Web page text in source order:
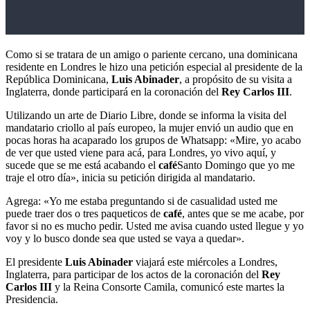
Como si se tratara de un amigo o pariente cercano, una dominicana
residente en Londres le hizo una petición especial al presidente de la
República Dominicana, Luis Abinader, a propósito de su visita a
Inglaterra, donde participará en la coronación del Rey Carlos III.
Utilizando un arte de Diario Libre, donde se informa la visita del
mandatario criollo al país europeo, la mujer envió un audio que en
pocas horas ha acaparado los grupos de Whatsapp: «Mire, yo acabo
de ver que usted viene para acá, para Londres, yo vivo aquí, y
sucede que se me está acabando el caféSanto Domingo que yo me
traje el otro día», inicia su petición dirigida al mandatario.
Agrega: «Yo me estaba preguntando si de casualidad usted me
puede traer dos o tres paqueticos de café, antes que se me acabe, por
favor si no es mucho pedir. Usted me avisa cuando usted llegue y yo
voy y lo busco donde sea que usted se vaya a quedar».
El presidente Luis Abinader viajará este miércoles a Londres,
Inglaterra, para participar de los actos de la coronación del Rey
Carlos III y la Reina Consorte Camila, comunicó este martes la
Presidencia.